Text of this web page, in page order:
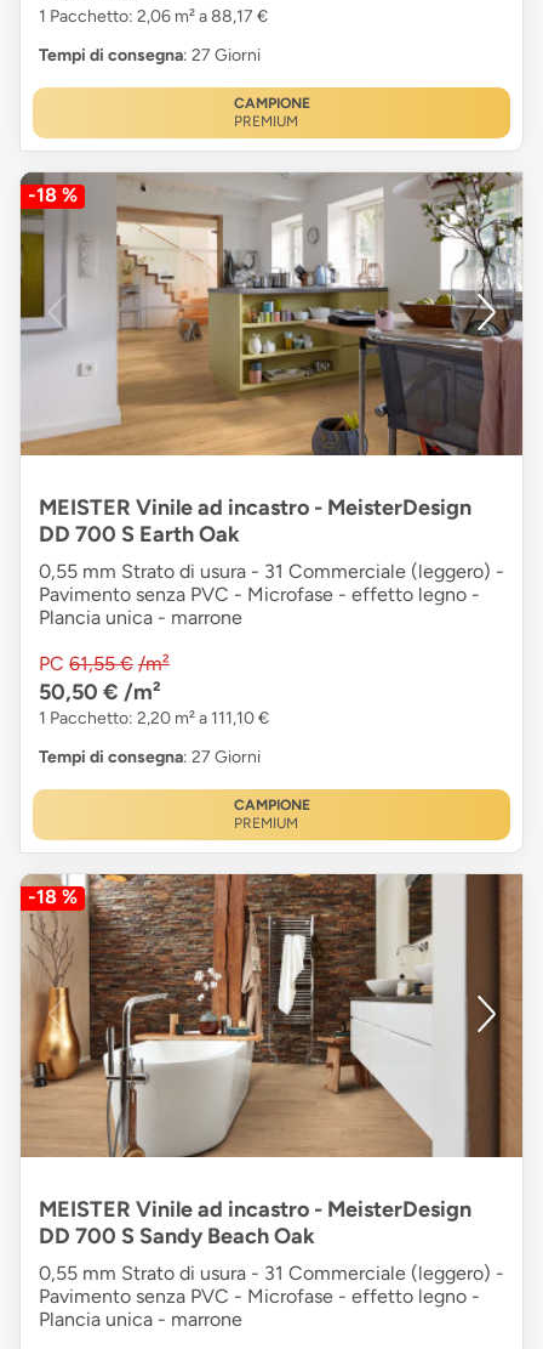
1 Pacchetto: 2,06 m² a 88,17 €
Tempi di consegna: 27 Giorni
CAMPIONE
PREMIUM
-18 %
MEISTER Vinile ad incastro - MeisterDesign
DD 700 S Earth Oak
0,55 mm Strato di usura - 31 Commerciale (leggero) -
Pavimento senza PVC - Microfase - effetto legno -
Plancia unica - marrone
PC 61,55 € /m²
50,50 € /m²
1 Pacchetto: 2,20 m² a 111,10 €
Tempi di consegna: 27 Giorni
CAMPIONE
PREMIUM
-18 %
MEISTER Vinile ad incastro - MeisterDesign
DD 700 S Sandy Beach Oak
0,55 mm Strato di usura - 31 Commerciale (leggero) -
Pavimento senza PVC - Microfase - effetto legno -
Plancia unica - marrone